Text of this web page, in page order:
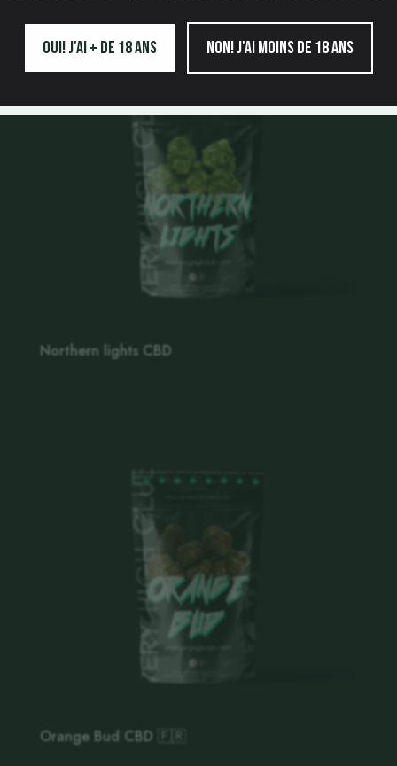
Northern lights CBD
Orange Bud CBD 🇫🇷
Oui! j'ai + de 18 ans Non! j'ai moins de 18 ans